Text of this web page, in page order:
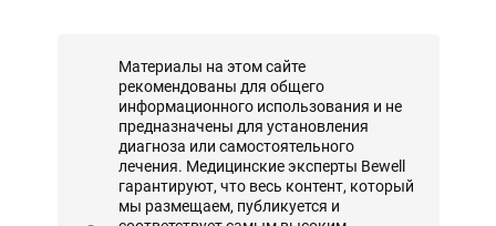
Материалы на этом сайте
рекомендованы для общего
информационного использования и не
предназначены для установления
диагноза или самостоятельного
лечения. Медицинские эксперты Bewell
гарантируют, что весь контент, который
мы размещаем, публикуется и